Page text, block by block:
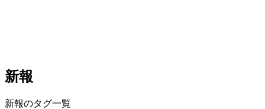
新報
新報のタグ一覧